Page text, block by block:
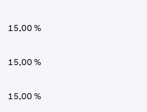
15,00 %
15,00 %
15,00 %